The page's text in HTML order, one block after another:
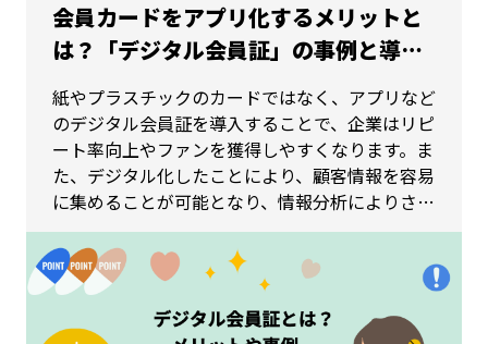
会員カードをアプリ化するメリットと
は？「デジタル会員証」の事例と導入
のポイント
紙やプラスチックのカードではなく、アプリなど
のデジタル会員証を導入することで、企業はリピ
ート率向上やファンを獲得しやすくなります。ま
た、デジタル化したことにより、顧客情報を容易
に集めることが可能となり、情報分析によりさら
なるマーケティング施策に役立てます。本記事で
はデジタル会員証とは何かというところから、デ
ジタル会員証を導入するメリットと導入するため
のポイントや注意点を詳しくお伝えいたします。